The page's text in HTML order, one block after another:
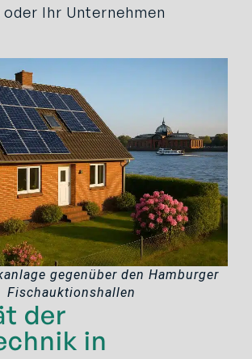
oder Ihr Unternehmen
gegenüber den Hamburger
Fischauktionshallen
der
in